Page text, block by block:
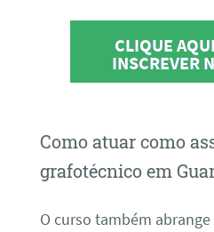
CLIQUE
INSCREVER
Como atuar como
grafotécnico em
O curso também